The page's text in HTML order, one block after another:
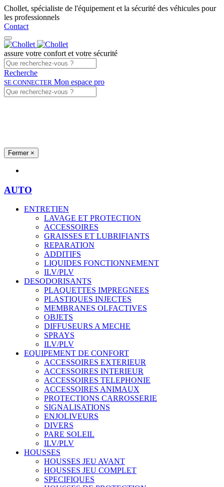
Chollet, spécialiste de l'équipement et la sécurité des véhicules pour
les professionnels
Contact
assure votre confort et votre sécurité
Recherche
SE CONNECTER Mon espace pro
Fermer ×
AUTO
ENTRETIEN
LAVAGE ET PROTECTION
ACCESSOIRES
GRAISSES ET LUBRIFIANTS
REPARATION
ADDITIFS
LIQUIDES FONCTIONNEMENT
ILV/PLV
DESODORISANTS
PLAQUETTES IMPREGNEES
PLASTIQUES INJECTES
MEMBRANES OLFACTIVES
OBJETS
DIFFUSEURS A MECHE
SPRAYS
ILV/PLV
EQUIPEMENT DE CONFORT
ACCESSOIRES EXTERIEUR
ACCESSOIRES INTERIEUR
ACCESSOIRES TELEPHONIE
ACCESSOIRES ANIMAUX
PROTECTIONS CARROSSERIE
SIGNALISATIONS
ENJOLIVEURS
DIVERS
PARE SOLEIL
ILV/PLV
HOUSSES
HOUSSES JEU AVANT
HOUSSES JEU COMPLET
SPECIFIQUES